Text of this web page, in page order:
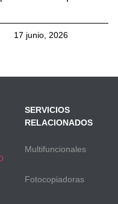
17 junio, 2026
SERVICIOS
RELACIONADOS
Multifuncionales
Fotocopiadoras